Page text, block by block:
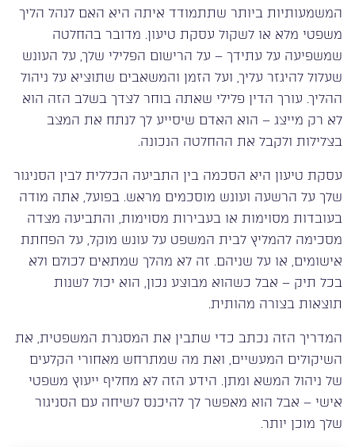
המשמעותיות ביותר שתתמודד איתה היא האם לנהל הליך
משפטי מלא או לשקול עסקת טיעון. מדובר בהחלטה
שמשפיעה על עתידך – על הרישום הפלילי שלך, על העונש
שעלול להיגזר עליך, ועל הזמן והמשאבים שתוציא על ניהול
ההליך. עורך הדין פלילי שאתה בוחר לצדך בשלב הזה הוא
לא רק מייצג – הוא האדם שיסייע לך לנתח את המצב
בצלילות ולקבל את ההחלטה הנכונה.
עסקת טיעון היא הסכמה בין התביעה הכללית לבין הסניגור
שלך על הרשעה ועונש מוסכמים מראש. בפועל, אתה מודה
בעובדות מסוימות או בעבירות מסוימות, והתביעה מצדה
מסכימה להמליץ לבית המשפט על עונש מוקל, על הפחתת
אישומים, או על שניהם. זה לא מהלך שמתאים לכולם ולא
בכל תיק – אבל כשהוא מבוצע נכון, הוא יכול לשנות
תוצאות בצורה מהותית.
המדריך הזה נכתב כדי שתבין את המסגרת המשפטית, את
השיקולים המעשיים, ואת מה שמתרחש מאחורי הקלעים
של ניהול המשא ומתן. הידע הזה לא מחליף ייעוץ משפטי
אישי – אבל הוא מאפשר לך להיכנס לשיחה עם הסניגור
שלך מוכן יותר.